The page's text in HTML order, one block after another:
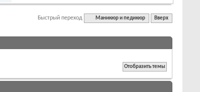
Быстрый переход Маникюр и педикюр Вверх